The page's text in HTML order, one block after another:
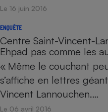
Le 16 juin 2016
ENQUÊTE
Centre Saint-Vincent-
Ehpad pas comme les
« Même le couchant
s’affiche en lettres
Vincent Lannouchen.…
Le 06 avril 2016